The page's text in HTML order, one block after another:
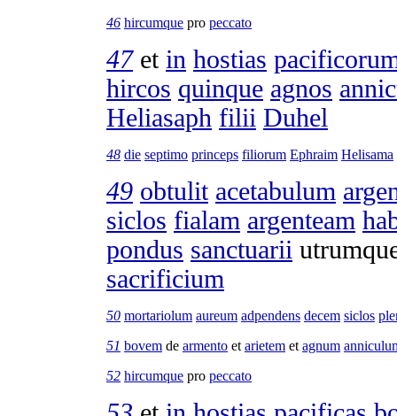
46 hircumque pro peccato
47et in hostias
hircos quinque agnos
Heliasaph filii Duhel
48 die septimo princeps filiorum Ephraim Helisama
49 obtulit acetabulum
siclos fialam argenteam
pondus sanctuarii
sacrificium
50 mortariolum aureum adpendens decem siclos
51 bovem de armento et arietem et agnum
52 hircumque pro peccato